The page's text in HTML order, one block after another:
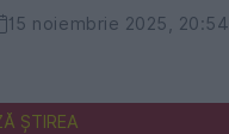
15 noiembrie 2025, 20:54
ȘTIREA